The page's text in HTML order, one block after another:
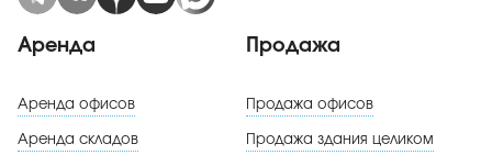
Аренда
Аренда офисов
Аренда складов
Продажа
Продажа офисов
Продажа здания целиком